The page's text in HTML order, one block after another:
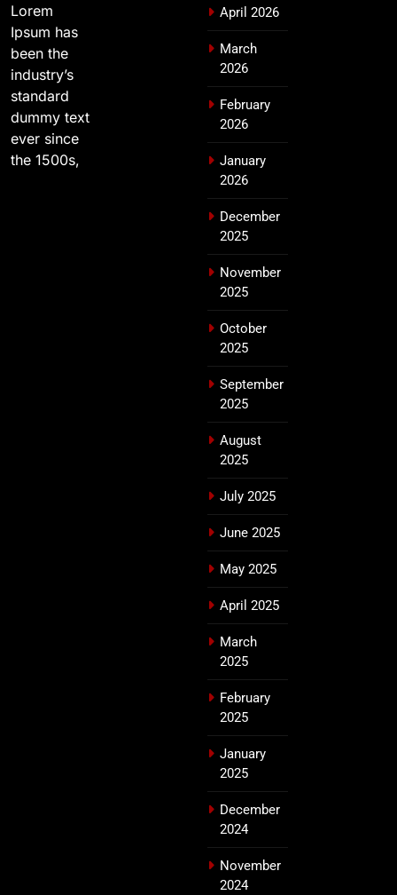
Lorem
Ipsum has
been the
industry’s
standard
dummy text
ever since
the 1500s,
April 2026
March
2026
February
2026
January
2026
December
2025
November
2025
October
2025
September
2025
August
2025
July 2025
June 2025
May 2025
April 2025
March
2025
February
2025
January
2025
December
2024
November
2024